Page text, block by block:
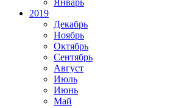
2019
Декабрь
Ноябрь
Октябрь
Сентябрь
Август
Июль
Июнь
Май